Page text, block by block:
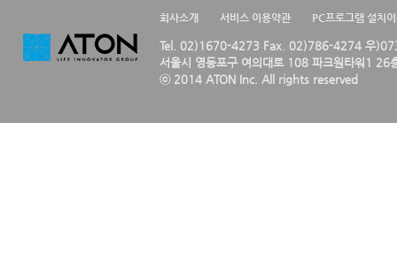
회사소개 서비스 이용약관 PC프로그램 설치
Tel. 02)1670-4273 Fax. 02)786-4274 우
서울시 영등포구 여의대로 108 파크원타워1 26
ⓒ 2014 ATON Inc. All rights reserved